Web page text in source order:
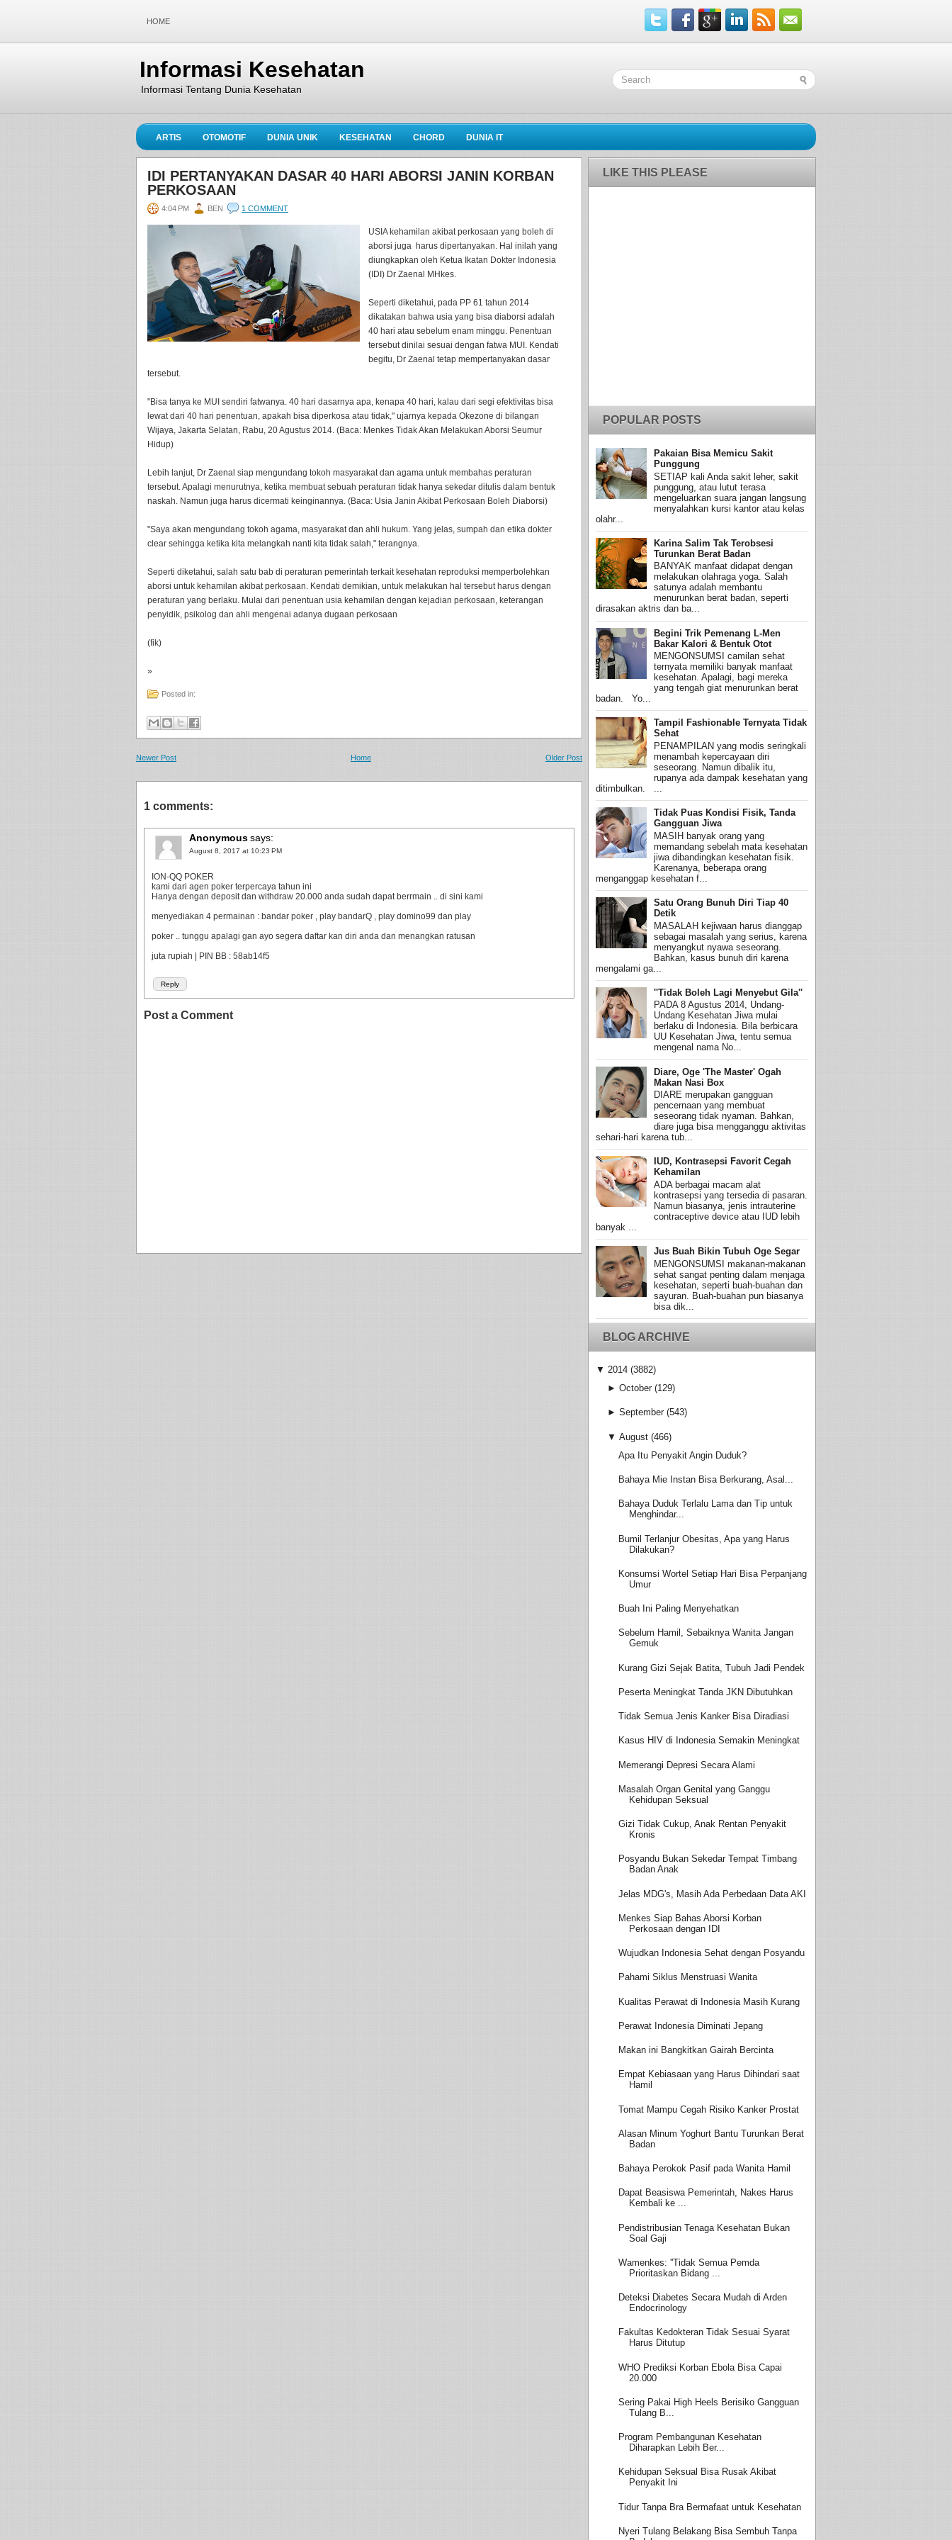
HOME
Informasi Kesehatan
Informasi Tentang Dunia Kesehatan
ARTIS OTOMOTIF DUNIA UNIK KESEHATAN CHORD DUNIA IT
IDI PERTANYAKAN DASAR 40 HARI ABORSI JANIN KORBAN
PERKOSAAN
4:04 PM BEN 1 COMMENT
USIA kehamilan akibat perkosaan yang boleh di
aborsi juga harus dipertanyakan. Hal inilah yang
diungkapkan oleh Ketua Ikatan Dokter Indonesia
(IDI) Dr Zaenal MHkes.
Seperti diketahui, pada PP 61 tahun 2014
dikatakan bahwa usia yang bisa diaborsi adalah
40 hari atau sebelum enam minggu. Penentuan
tersebut dinilai sesuai dengan fatwa MUI. Kendati
begitu, Dr Zaenal tetap mempertanyakan dasar
tersebut.
"Bisa tanya ke MUI sendiri fatwanya. 40 hari dasarnya apa, kenapa 40 hari, kalau dari segi efektivitas bisa
lewat dari 40 hari penentuan, apakah bisa diperkosa atau tidak," ujarnya kepada Okezone di bilangan
Wijaya, Jakarta Selatan, Rabu, 20 Agustus 2014. (Baca: Menkes Tidak Akan Melakukan Aborsi Seumur
Hidup)
Lebih lanjut, Dr Zaenal siap mengundang tokoh masyarakat dan agama untuk membahas peraturan
tersebut. Apalagi menurutnya, ketika membuat sebuah peraturan tidak hanya sekedar ditulis dalam bentuk
naskah. Namun juga harus dicermati keinginannya. (Baca: Usia Janin Akibat Perkosaan Boleh Diaborsi)
"Saya akan mengundang tokoh agama, masyarakat dan ahli hukum. Yang jelas, sumpah dan etika dokter
clear sehingga ketika kita melangkah nanti kita tidak salah," terangnya.
Seperti diketahui, salah satu bab di peraturan pemerintah terkait kesehatan reproduksi memperbolehkan
aborsi untuk kehamilan akibat perkosaan. Kendati demikian, untuk melakukan hal tersebut harus dengan
peraturan yang berlaku. Mulai dari penentuan usia kehamilan dengan kejadian perkosaan, keterangan
penyidik, psikolog dan ahli mengenai adanya dugaan perkosaan
(fik)
»
Posted in:
Newer Post Older Post
Home
1 comments:
Anonymoussays:
August 8, 2017 at 10:23 PM
Reply
ION-QQ POKER
kami dari agen poker terpercaya tahun ini
Hanya dengan deposit dan withdraw 20.000 anda sudah dapat berrmain .. di sini kami
menyediakan 4 permainan : bandar poker , play bandarQ , play domino99 dan play
poker .. tunggu apalagi gan ayo segera daftar kan diri anda dan menangkan ratusan
juta rupiah | PIN BB : 58ab14f5
Post a Comment
LIKE THIS PLEASE
POPULAR POSTS
Pakaian Bisa Memicu Sakit
Punggung
SETIAP kali Anda sakit leher, sakit
punggung, atau lutut terasa
mengeluarkan suara jangan langsung
menyalahkan kursi kantor atau kelas
olahr...
Karina Salim Tak Terobsesi
Turunkan Berat Badan
BANYAK manfaat didapat dengan
melakukan olahraga yoga. Salah
satunya adalah membantu
menurunkan berat badan, seperti
dirasakan aktris dan ba...
Begini Trik Pemenang L-Men
Bakar Kalori & Bentuk Otot
MENGONSUMSI camilan sehat
ternyata memiliki banyak manfaat
kesehatan. Apalagi, bagi mereka
yang tengah giat menurunkan berat
badan. Yo...
Tampil Fashionable Ternyata Tidak
Sehat
PENAMPILAN yang modis seringkali
menambah kepercayaan diri
seseorang. Namun dibalik itu,
rupanya ada dampak kesehatan yang
ditimbulkan. ...
Tidak Puas Kondisi Fisik, Tanda
Gangguan Jiwa
MASIH banyak orang yang
memandang sebelah mata kesehatan
jiwa dibandingkan kesehatan fisik.
Karenanya, beberapa orang
menganggap kesehatan f...
Satu Orang Bunuh Diri Tiap 40
Detik
MASALAH kejiwaan harus dianggap
sebagai masalah yang serius, karena
menyangkut nyawa seseorang.
Bahkan, kasus bunuh diri karena
mengalami ga...
''Tidak Boleh Lagi Menyebut Gila''
PADA 8 Agustus 2014, Undang-
Undang Kesehatan Jiwa mulai
berlaku di Indonesia. Bila berbicara
UU Kesehatan Jiwa, tentu semua
mengenal nama No...
Diare, Oge 'The Master' Ogah
Makan Nasi Box
DIARE merupakan gangguan
pencernaan yang membuat
seseorang tidak nyaman. Bahkan,
diare juga bisa mengganggu aktivitas
sehari-hari karena tub...
IUD, Kontrasepsi Favorit Cegah
Kehamilan
ADA berbagai macam alat
kontrasepsi yang tersedia di pasaran.
Namun biasanya, jenis intrauterine
contraceptive device atau IUD lebih
banyak ...
Jus Buah Bikin Tubuh Oge Segar
MENGONSUMSI makanan-makanan
sehat sangat penting dalam menjaga
kesehatan, seperti buah-buahan dan
sayuran. Buah-buahan pun biasanya
bisa dik...
BLOG ARCHIVE
▼ 2014 (3882)
► October (129)
► September (543)
▼ August (466)
Apa Itu Penyakit Angin Duduk?
Bahaya Mie Instan Bisa Berkurang, Asal...
Bahaya Duduk Terlalu Lama dan Tip untuk
Menghindar...
Bumil Terlanjur Obesitas, Apa yang Harus
Dilakukan?
Konsumsi Wortel Setiap Hari Bisa Perpanjang
Umur
Buah Ini Paling Menyehatkan
Sebelum Hamil, Sebaiknya Wanita Jangan
Gemuk
Kurang Gizi Sejak Batita, Tubuh Jadi Pendek
Peserta Meningkat Tanda JKN Dibutuhkan
Tidak Semua Jenis Kanker Bisa Diradiasi
Kasus HIV di Indonesia Semakin Meningkat
Memerangi Depresi Secara Alami
Masalah Organ Genital yang Ganggu
Kehidupan Seksual
Gizi Tidak Cukup, Anak Rentan Penyakit
Kronis
Posyandu Bukan Sekedar Tempat Timbang
Badan Anak
Jelas MDG's, Masih Ada Perbedaan Data AKI
Menkes Siap Bahas Aborsi Korban
Perkosaan dengan IDI
Wujudkan Indonesia Sehat dengan Posyandu
Pahami Siklus Menstruasi Wanita
Kualitas Perawat di Indonesia Masih Kurang
Perawat Indonesia Diminati Jepang
Makan ini Bangkitkan Gairah Bercinta
Empat Kebiasaan yang Harus Dihindari saat
Hamil
Tomat Mampu Cegah Risiko Kanker Prostat
Alasan Minum Yoghurt Bantu Turunkan Berat
Badan
Bahaya Perokok Pasif pada Wanita Hamil
Dapat Beasiswa Pemerintah, Nakes Harus
Kembali ke ...
Pendistribusian Tenaga Kesehatan Bukan
Soal Gaji
Wamenkes: ''Tidak Semua Pemda
Prioritaskan Bidang ...
Deteksi Diabetes Secara Mudah di Arden
Endocrinology
Fakultas Kedokteran Tidak Sesuai Syarat
Harus Ditutup
WHO Prediksi Korban Ebola Bisa Capai
20.000
Sering Pakai High Heels Berisiko Gangguan
Tulang B...
Program Pembangunan Kesehatan
Diharapkan Lebih Ber...
Kehidupan Seksual Bisa Rusak Akibat
Penyakit Ini
Tidur Tanpa Bra Bermafaat untuk Kesehatan
Nyeri Tulang Belakang Bisa Sembuh Tanpa